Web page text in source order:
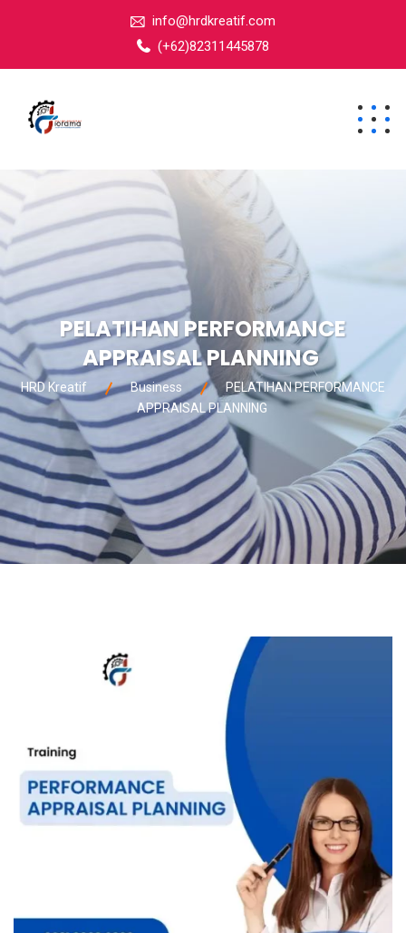
info@hrdkreatif.com
(+62)82311445878
PELATIHAN PERFORMANCE
APPRAISAL PLANNING
HRD Kreatif Business
PELATIHAN PERFORMANCE
APPRAISAL PLANNING